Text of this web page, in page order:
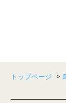
トップページ >